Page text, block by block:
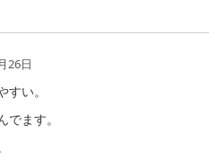
できません。
ただき、お届けする商品セット
26日
い。
ます。